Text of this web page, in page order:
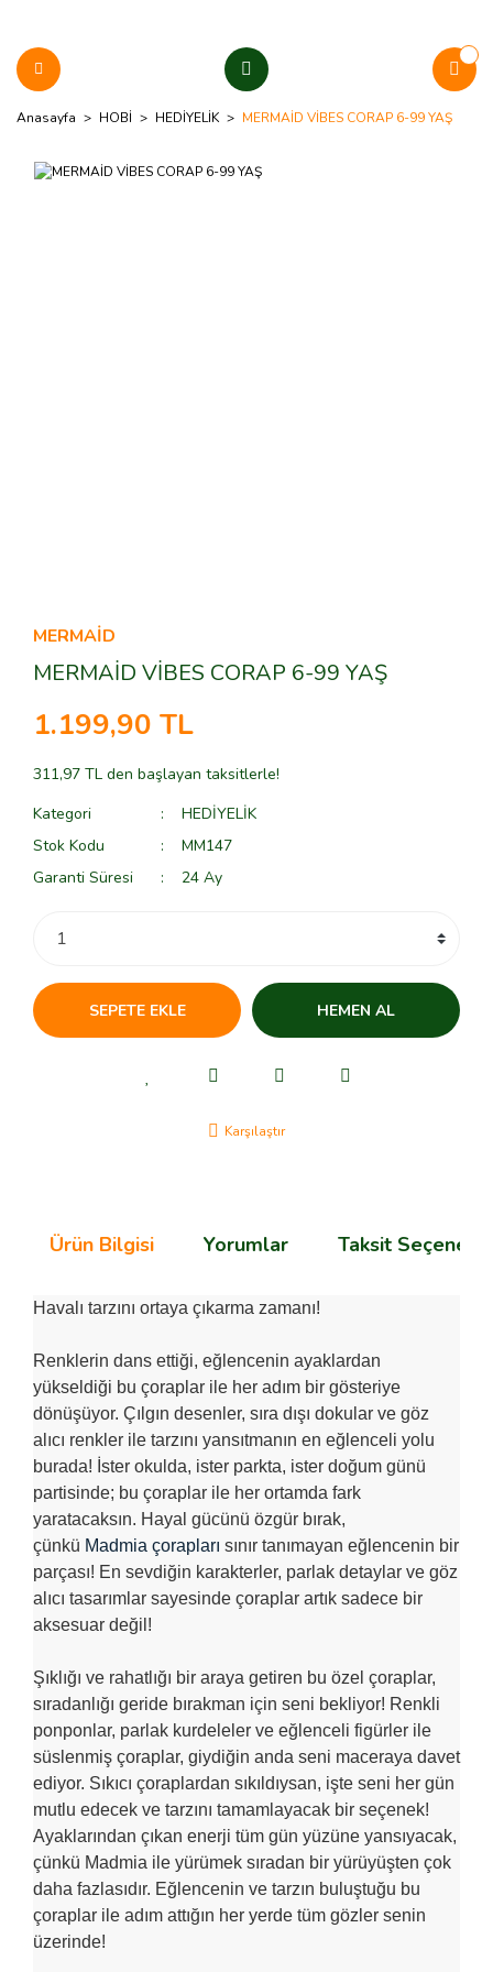
Anasayfa HOBİ HEDİYELİK MERMAİD VİBES CORAP 6-99 YAŞ
MERMAİD
MERMAİD VİBES CORAP 6-99 YAŞ
1.199,90 TL
311,97 TL den başlayan taksitlerle!
Kategori
HEDİYELİK
Stok Kodu
MM147
Garanti Süresi
24 Ay
SEPETE EKLE HEMEN AL
Karşılaştır
Ürün Bilgisi Yorumlar Taksit
Havalı tarzını ortaya çıkarma zamanı!
Renklerin dans ettiği, eğlencenin ayaklardan
yükseldiği bu çoraplar ile her adım bir gösteriye
dönüşüyor. Çılgın desenler, sıra dışı dokular ve göz
alıcı renkler ile tarzını yansıtmanın en eğlenceli yolu
burada! İster okulda, ister parkta, ister doğum günü
partisinde; bu çoraplar ile her ortamda fark
yaratacaksın. Hayal gücünü özgür bırak,
çünkü Madmia çorapları sınır tanımayan eğlencenin bir
parçası! En sevdiğin karakterler, parlak detaylar ve göz
alıcı tasarımlar sayesinde çoraplar artık sadece bir
aksesuar değil!
Şıklığı ve rahatlığı bir araya getiren bu özel çoraplar,
sıradanlığı geride bırakman için seni bekliyor! Renkli
ponponlar, parlak kurdeleler ve eğlenceli figürler ile
süslenmiş çoraplar, giydiğin anda seni maceraya davet
ediyor. Sıkıcı çoraplardan sıkıldıysan, işte seni her gün
mutlu edecek ve tarzını tamamlayacak bir seçenek!
Ayaklarından çıkan enerji tüm gün yüzüne yansıyacak,
çünkü Madmia ile yürümek sıradan bir yürüyüşten çok
daha fazlasıdır. Eğlencenin ve tarzın buluştuğu bu
çoraplar ile adım attığın her yerde tüm gözler senin
üzerinde!